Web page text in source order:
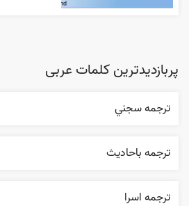
پربازدیدترین کلمات عربی
ترجمه سجني
ترجمه باحاديث
ترجمه اسرا